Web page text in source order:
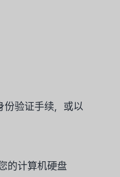
份验证手续，或以
的计算机硬盘